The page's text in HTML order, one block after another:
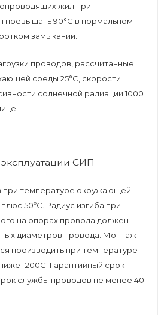
жил при
превышать 90°С в нормальном
замыкании.
проводов, рассчитанные
среды 25°С, скорости
солнечной радиации 1000
СИП
при температуре окружающей
50ºС. Радиус изгиба при
на опорах провода должен
диаметров провода. Монтаж
производить при температуре
-200С. Гарантийный срок
службы проводов не менее 40